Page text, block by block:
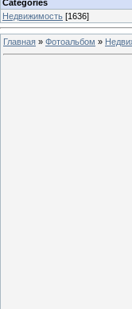
Categories
Недвижимость [1636]
Главная » Фотоальбом »